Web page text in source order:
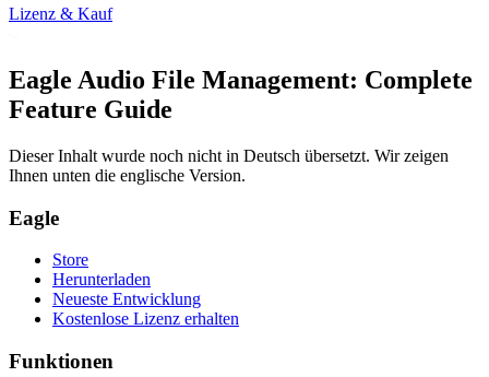
Lizenz & Kauf
Eagle Audio File Management: Complete
Feature Guide
Dieser Inhalt wurde noch nicht in Deutsch übersetzt. Wir zeigen
Ihnen unten die englische Version.
Eagle
Store
Herunterladen
Neueste Entwicklung
Kostenlose Lizenz erhalten
Funktionen